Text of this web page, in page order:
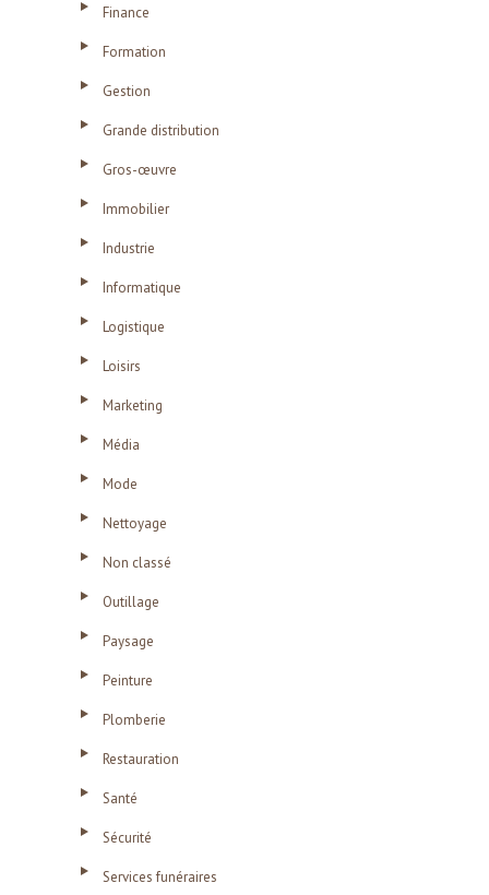
Finance
Formation
Gestion
Grande distribution
Gros-œuvre
Immobilier
Industrie
Informatique
Logistique
Loisirs
Marketing
Média
Mode
Nettoyage
Non classé
Outillage
Paysage
Peinture
Plomberie
Restauration
Santé
Sécurité
Services funéraires